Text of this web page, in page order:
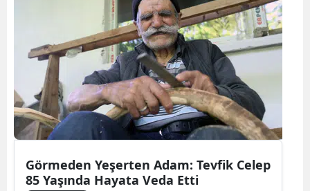
Nevşehir
Niğde
Ordu
Rize
Sakarya
Siirt
Görmeden Yeşerten Adam: Tevfik Celep
85 Yaşında Hayata Veda Etti